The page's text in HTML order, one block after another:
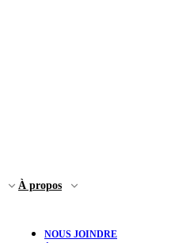
À propos
NOUS JOINDRE